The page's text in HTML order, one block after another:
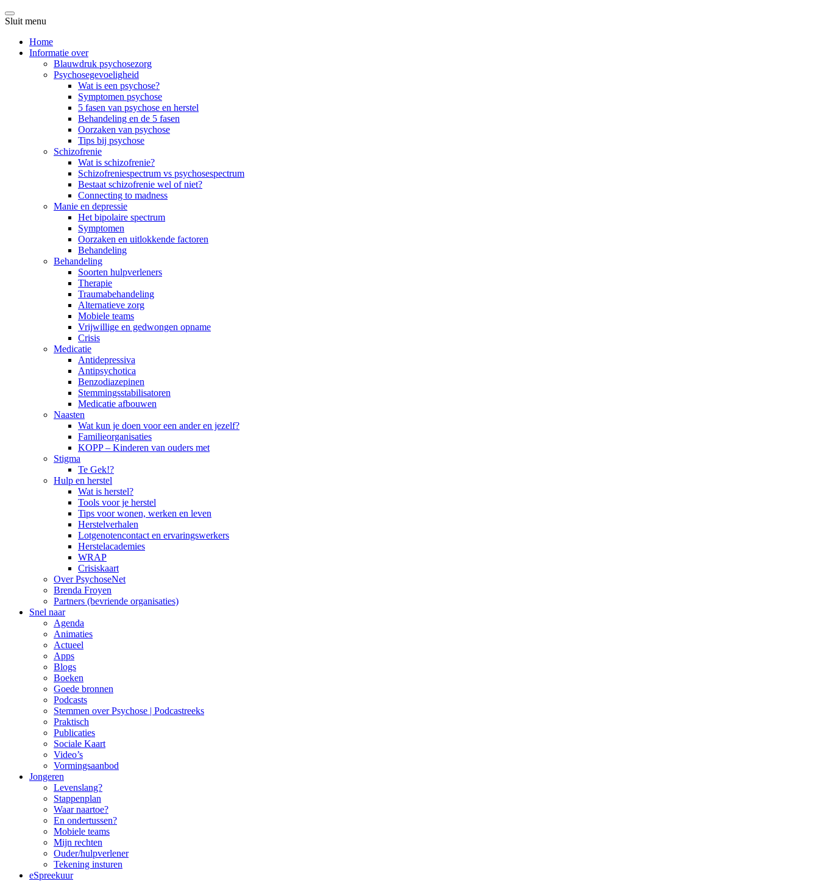
Sluit menu
Home
Informatie over
Blauwdruk psychosezorg
Psychosegevoeligheid
Wat is een psychose?
Symptomen psychose
5 fasen van psychose en herstel
Behandeling en de 5 fasen
Oorzaken van psychose
Tips bij psychose
Schizofrenie
Wat is schizofrenie?
Schizofreniespectrum vs psychosespectrum
Bestaat schizofrenie wel of niet?
Connecting to madness
Manie en depressie
Het bipolaire spectrum
Symptomen
Oorzaken en uitlokkende factoren
Behandeling
Behandeling
Soorten hulpverleners
Therapie
Traumabehandeling
Alternatieve zorg
Mobiele teams
Vrijwillige en gedwongen opname
Crisis
Medicatie
Antidepressiva
Antipsychotica
Benzodiazepinen
Stemmingsstabilisatoren
Medicatie afbouwen
Naasten
Wat kun je doen voor een ander en jezelf?
Familieorganisaties
KOPP – Kinderen van ouders met
Stigma
Te Gek!?
Hulp en herstel
Wat is herstel?
Tools voor je herstel
Tips voor wonen, werken en leven
Herstelverhalen
Lotgenotencontact en ervaringswerkers
Herstelacademies
WRAP
Crisiskaart
Over PsychoseNet
Brenda Froyen
Partners (bevriende organisaties)
Snel naar
Agenda
Animaties
Actueel
Apps
Blogs
Boeken
Goede bronnen
Podcasts
Stemmen over Psychose | Podcastreeks
Praktisch
Publicaties
Sociale Kaart
Video’s
Vormingsaanbod
Jongeren
Levenslang?
Stappenplan
Waar naartoe?
En ondertussen?
Mobiele teams
Mijn rechten
Ouder/hulpverlener
Tekening insturen
eSpreekuur